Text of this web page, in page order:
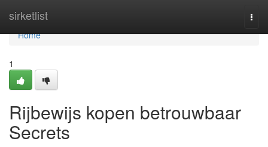
sirketlist
Home
Home
1
Rijbewijs kopen betrouwbaar
Secrets